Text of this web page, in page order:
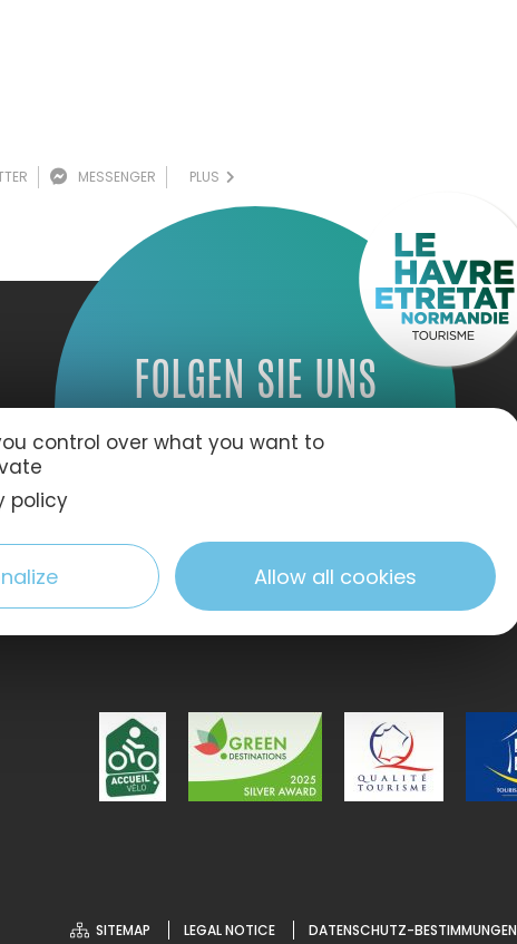
MESSENGER PLUS
FOLGEN SIE UNS
SITEMAP LEGAL NOTICE DATENSCHUTZ-BESTIMMUNGEN
control over what you want to
policy
Allow all cookies